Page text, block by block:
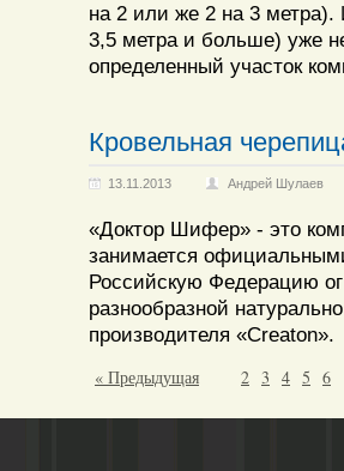
на 2 или же 2 на 3 метра).
3,5 метра и больше) уже
определенный участок
Кровельная
13.11.2013 Андрей Шулаев
«Доктор Шифер» - это
занимается
Российскую Федерацию
разнообразной
производителя «Creaton».
« Предыдущая 2 3 4 5 6